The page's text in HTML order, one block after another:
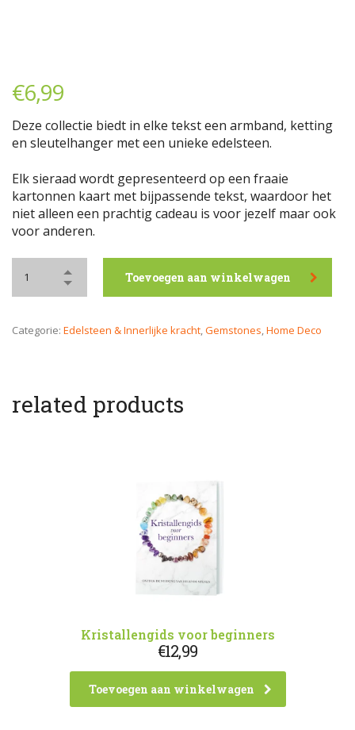
€6,99
Deze collectie biedt in elke tekst een armband, ketting
en sleutelhanger met een unieke edelsteen.
Elk sieraad wordt gepresenteerd op een fraaie
kartonnen kaart met bijpassende tekst, waardoor het
niet alleen een prachtig cadeau is voor jezelf maar ook
voor anderen.
Toevoegen aan winkelwagen
Categorie: Edelsteen & Innerlijke kracht,Gemstones,Home Deco
related products
Kristallengids voor beginners
€12,99
Toevoegen aan winkelwagen